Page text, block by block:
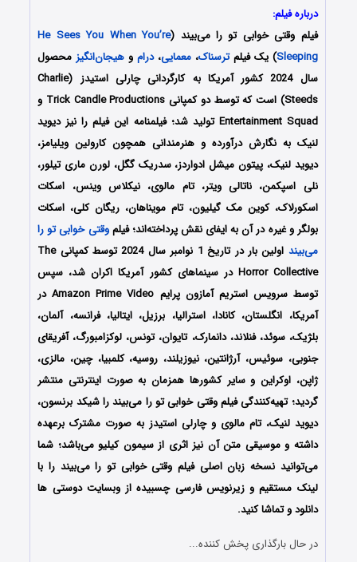
درباره فیلم:
فیلم وقتی خوابی تو را می‌بیند (He Sees You When You’re
Sleeping) یک فیلمترسناک، معمایی،درامو هیجان‌انگیز محصول
سال 2024 کشور آمریکا به کارگردانی چارلی استیدز (Charlie
Steeds) است که توسط دو کمپانی‌ Trick Candle Productions و
Entertainment Squad تولید شد؛ فیلمنامه این فیلم را نیز دیوید
لنیک به نگارش درآورده و هنرمندانی همچون کارولین ویلیامز،
دیوید لنیک، پیتون میشل ادواردز، سدریک گگل، لورن ماری تیلور،
نلی اسپکمن، ناتالی ویتر، تام مالوی، نیکلاس وینس، اسکات
اسکورلاک، کوین مک گیلیون، تام مویناهان، ریگان کلی، اسکات
بولگر و غیره در آن به ایفای نقش پرداخته‌اند؛ فیلموقتی خوابی تو را
می‌بیند
اولین بار در تاریخ 1 نوامبر سال 2024 توسط کمپانی‌ The
Horror Collective در سینماهای کشور آمریکا اکران شد، سپس
توسط سرویس استریم آمازون پرایم Amazon Prime Video در
آمریکا، انگلستان، کانادا، استرالیا، برزیل، ایتالیا، فرانسه، آلمان،
بلژیک، سوئد، فنلاند، دانمارک، تایوان، تونس، لوکزامبورگ، آفریقای
جنوبی، سوئیس، آرژانتین، نیوزیلند، روسیه، کلمبیا، چین، مالزی،
ژاپن، اوکراین و سایر کشورها همزمان به صورت اینترنتی منتشر
گردید؛ تهیه‌کنندگی فیلم وقتی خوابی تو را می‌بیند را شیکد برنسون،
دیوید لنیک، تام مالوی و چارلی استیدز به صورت مشترک برعهده
داشته و موسیقی متن آن نیز اثری از سیمون کیلیو می‌باشد؛ شما
می‌توانید نسخه زبان اصلی فیلم وقتی خوابی تو را می‌بیند را با
‌لینک مستقیم و زیرنویس فارسی چسبیده از وبسایت دوستی ها
دانلود و تماشا کنید.
در حال بارگذاری پخش کننده...